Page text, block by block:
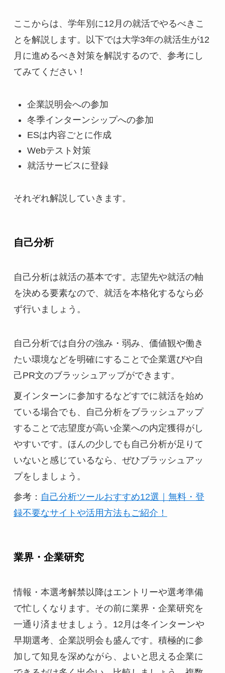
ここからは、学年別に12月の就活でやるべきこ
とを解説します。以下では大学3年の就活生が12
月に進めるべき対策を解説するので、参考にし
てみてください！
企業説明会への参加
冬季インターンシップへの参加
ESは内容ごとに作成
Webテスト対策
就活サービスに登録
それぞれ解説していきます。
自己分析
自己分析は就活の基本です。志望先や就活の軸
を決める要素なので、就活を本格化するなら必
ず行いましょう。
自己分析では自分の強み・弱み、価値観や働き
たい環境などを明確にすることで企業選びや自
己PR文のブラッシュアップができます。
夏インターンに参加するなどすでに就活を始め
ている場合でも、自己分析をブラッシュアップ
することで志望度が高い企業への内定獲得がし
やすいです。ほんの少しでも自己分析が足りて
いないと感じているなら、ぜひブラッシュアッ
プをしましょう。
参考： 自己分析ツールおすすめ12選｜無料・登
録不要なサイトや活用方法もご紹介！
業界・企業研究
情報・本選考解禁以降はエントリーや選考準備
で忙しくなります。その前に業界・企業研究を
一通り済ませましょう。12月は冬インターンや
早期選考、企業説明会も盛んです。積極的に参
加して知見を深めながら、よいと思える企業に